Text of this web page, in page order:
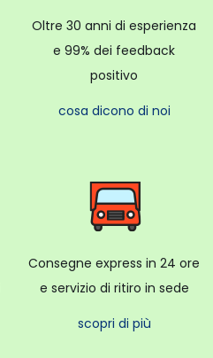
Oltre 30 anni di esperienza
e 99% dei feedback
positivo
cosa dicono di noi
Consegne express in 24 ore
e servizio di ritiro in sede
scopri di più